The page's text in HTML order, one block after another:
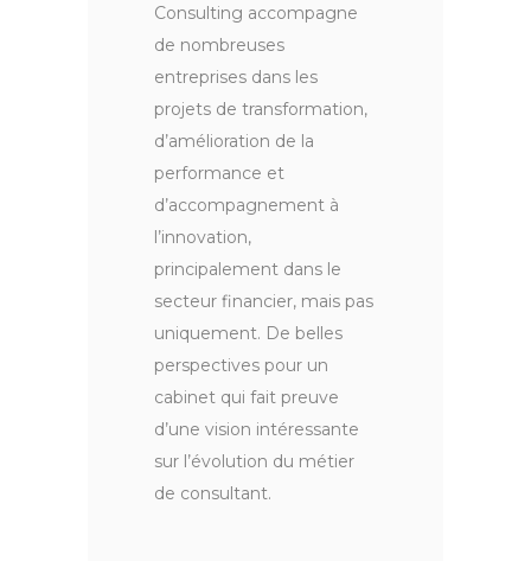
Consulting accompagne
de nombreuses
entreprises dans les
projets de transformation,
d’amélioration de la
performance et
d’accompagnement à
l’innovation,
principalement dans le
secteur financier, mais pas
uniquement. De belles
perspectives pour un
cabinet qui fait preuve
d’une vision intéressante
sur l’évolution du métier
de consultant.